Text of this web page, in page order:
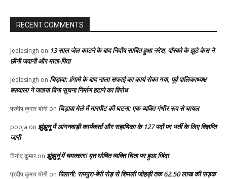
RECENT COMMENTS
Jeelesingh on 13 साल जेल काटने के बाद निर्दोष साबित हुआ नरेश, पॉस्को के झूठे केस ने
छीनी जवानी और माता-पिता
Jeelesingh on चिड़ावा: हंगामे के बाद नाला सफाई का कार्य रोका गया, पूर्व पालिकाध्यक्ष
बसवाला ने जताया बिना सूचना निर्माण हटाने का विरोध
प्रदीप कुमार योगी on चिड़ावा मेले में मारपीट की घटना: एक व्यक्ति गंभीर रूप से घायल
pooja on झुंझुनू में आंगनवाड़ी कार्यकर्ता और सहायिका के 127 पदों पर भर्ती के लिए विज्ञप्ति
जारी
विनोद कुमारon झुंझुनूं में चमत्कार! मृत घोषित व्यक्ति चिता पर हुआ जिंदा
प्रदीप कुमार योगी on पिलानी: रामपुरा-बेरी रोड़ से शिमली जोहड़ी तक 62.50 लाख की सड़क